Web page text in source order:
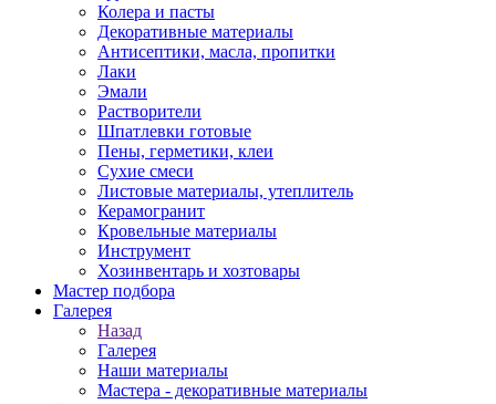
Колера и пасты
Декоративные материалы
Антисептики, масла, пропитки
Лаки
Эмали
Растворители
Шпатлевки готовые
Пены, герметики, клеи
Сухие смеси
Листовые материалы, утеплитель
Керамогранит
Кровельные материалы
Инструмент
Хозинвентарь и хозтовары
Мастер подбора
Галерея
Назад
Галерея
Наши материалы
Мастера - декоративные материалы